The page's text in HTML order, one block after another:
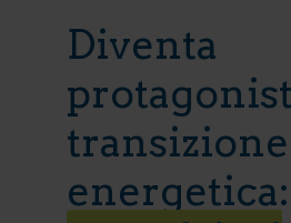
Diventa
transizione
energetica: